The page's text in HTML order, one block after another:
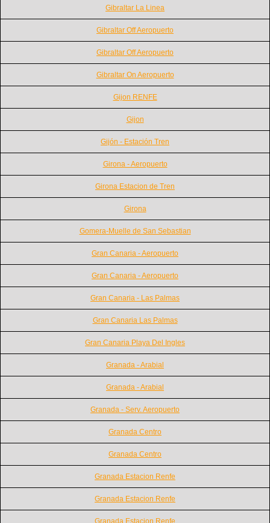
Gibraltar La Linea
Gibraltar Off Aeropuerto
Gibraltar Off Aeropuerto
Gibraltar On Aeropuerto
Gijon RENFE
Gijon
Gijón - Estación Tren
Girona - Aeropuerto
Girona Estacion de Tren
Girona
Gomera-Muelle de San Sebastian
Gran Canaria - Aeropuerto
Gran Canaria - Aeropuerto
Gran Canaria - Las Palmas
Gran Canaria Las Palmas
Gran Canaria Playa Del Ingles
Granada - Arabial
Granada - Arabial
Granada - Serv. Aeropuerto
Granada Centro
Granada Centro
Granada Estacion Renfe
Granada Estacion Renfe
Granada Estacion Renfe